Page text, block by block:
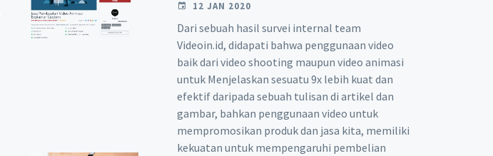
12 JAN 2020
Dari sebuah hasil survei internal team
Videoin.id, didapati bahwa penggunaan video
baik dari video shooting maupun video animasi
untuk Menjelaskan sesuatu 9x lebih kuat dan
efektif daripada sebuah tulisan di artikel dan
gambar, bahkan penggunaan video untuk
mempromosikan produk dan jasa kita, memiliki
kekuatan untuk mempengaruhi pembelian